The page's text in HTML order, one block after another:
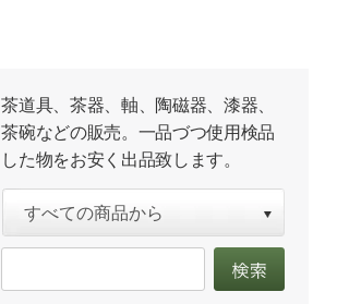
茶道具、茶器、軸、陶磁器、漆器、
茶碗などの販売。一品づつ使用検品
した物をお安く出品致します。